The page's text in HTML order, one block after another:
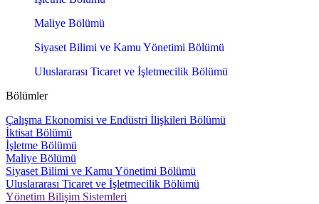
Maliye Bölümü
Siyaset Bilimi ve Kamu Yönetimi Bölümü
Uluslararası Ticaret ve İşletmecilik Bölümü
Bölümler
Çalışma Ekonomisi ve Endüstri İlişkileri Bölümü
İktisat Bölümü
İşletme Bölümü
Maliye Bölümü
Siyaset Bilimi ve Kamu Yönetimi Bölümü
Uluslararası Ticaret ve İşletmecilik Bölümü
Yönetim Bilişim Sistemleri